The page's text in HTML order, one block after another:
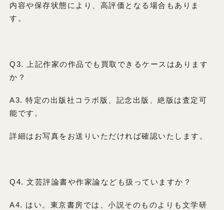
内容や保存状態により、高評価となる場合もありま
す。
Q3. 上記作家の作品でも買取できるケースはあります
か？
A3. 特定の出版社コラボ版、記念出版、絶版は査定可
能です。
詳細はお写真をお送りいただければ確認いたします。
Q4. 文芸評論書や作家論なども扱っていますか？
A4. はい。東京書房では、小説そのものよりも文学研